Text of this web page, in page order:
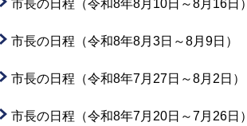
市長の日程（令和8年8月10日～8月16日）
市長の日程（令和8年8月3日～8月9日）
市長の日程（令和8年7月27日～8月2日）
市長の日程（令和8年7月20日～7月26日）